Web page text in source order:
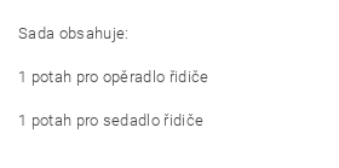
Sada obsahuje:
1 potah pro opěradlo řidiče
1 potah pro sedadlo řidiče